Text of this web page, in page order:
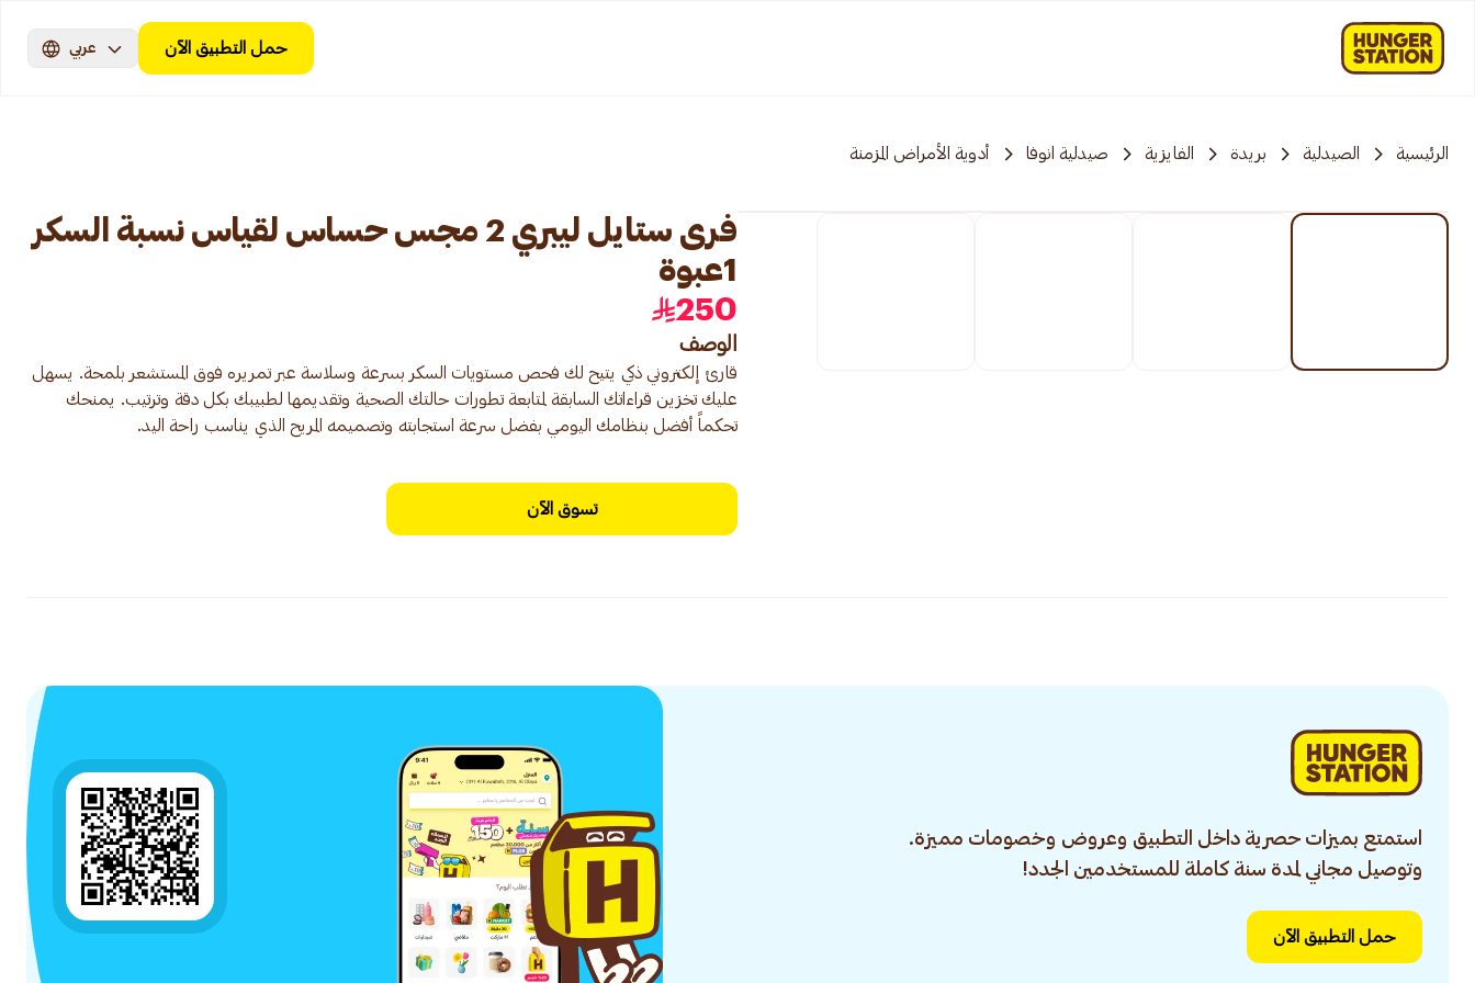
حمل التطبيق الآن عربي
الرئيسية الصيدلية بريدة الفايزية صيدلية انوفا أدوية الأمراض المزمنة
فرى ستايل ليبري 2 مجس حساس لقياس نسبة السكر
1عبوة
250
الوصف
قارئ إلكتروني ذكي يتيح لك فحص مستويات السكر بسرعة وسلاسة عبر تمريره فوق المستشعر بلمحة. يسهل
عليك تخزين قراءاتك السابقة لمتابعة تطورات حالتك الصحية وتقديمها لطبيبك بكل دقة وترتيب. يمنحك
تحكماً أفضل بنظامك اليومي بفضل سرعة استجابته وتصميمه المريح الذي يناسب راحة اليد.
تسوق الآن
استمتع بميزات حصرية داخل التطبيق وعروض وخصومات مميزة.
وتوصيل مجاني لمدة سنة كاملة للمستخدمين الجدد!
حمل التطبيق الآن